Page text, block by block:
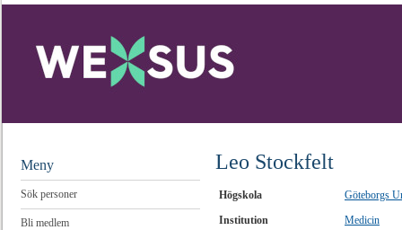
Meny
Sök personer
Bli medlem
Leo Stockfelt
Högskola
Göteborgs
Institution
Medicin